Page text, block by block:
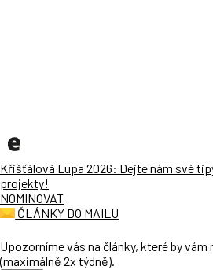
Křišťálová Lupa 2026: Dejte nám své
projekty!
NOMINOVAT
ČLÁNKY DO MAILU
Upozorníme vás na články, které by vám
(maximálně 2x týdně).